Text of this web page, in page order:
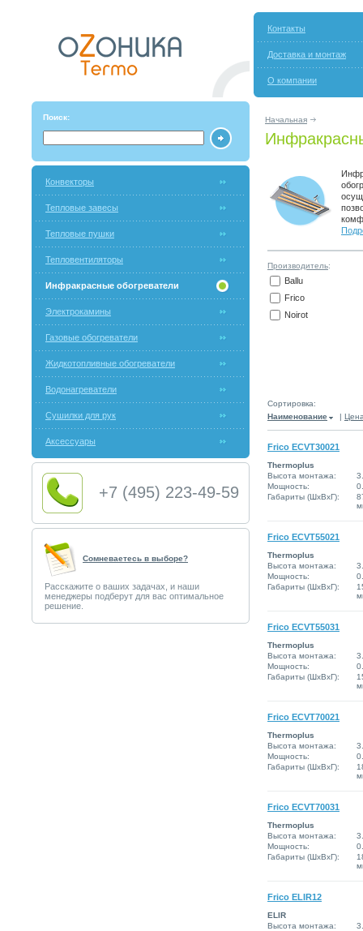
Контакты
Доставка и монтаж
О компании
Поиск: Начальная
Конвекторы
Тепловые завесы
Тепловые пушки
Тепловентиляторы
Инфракрасные обогреватели
Электрокамины
Газовые обогреватели
Жидкотопливные обогреватели
Водонагреватели
Сушилки для рук
Аксессуары
+7 (495) 223-49-59
Сомневаетесь в выборе?
Расскажите о ваших задачах, и наши
менеджеры подберут для вас оптимальное
решение.
Производитель:
Ballu
Frico
Noirot
Сортировка:
Наименование
|
Frico ECVT30021
Thermoplus
Высота монтажа:
Мощность:
Габариты (ШxВxГ):
Frico ECVT55021
Thermoplus
Высота монтажа:
Мощность:
Габариты (ШxВxГ):
Frico ECVT55031
Thermoplus
Высота монтажа:
Мощность:
Габариты (ШxВxГ):
Frico ECVT70021
Thermoplus
Высота монтажа:
Мощность:
Габариты (ШxВxГ):
Frico ECVT70031
Thermoplus
Высота монтажа:
Мощность:
Габариты (ШxВxГ):
Frico ELIR12
ELIR
Высота монтажа: